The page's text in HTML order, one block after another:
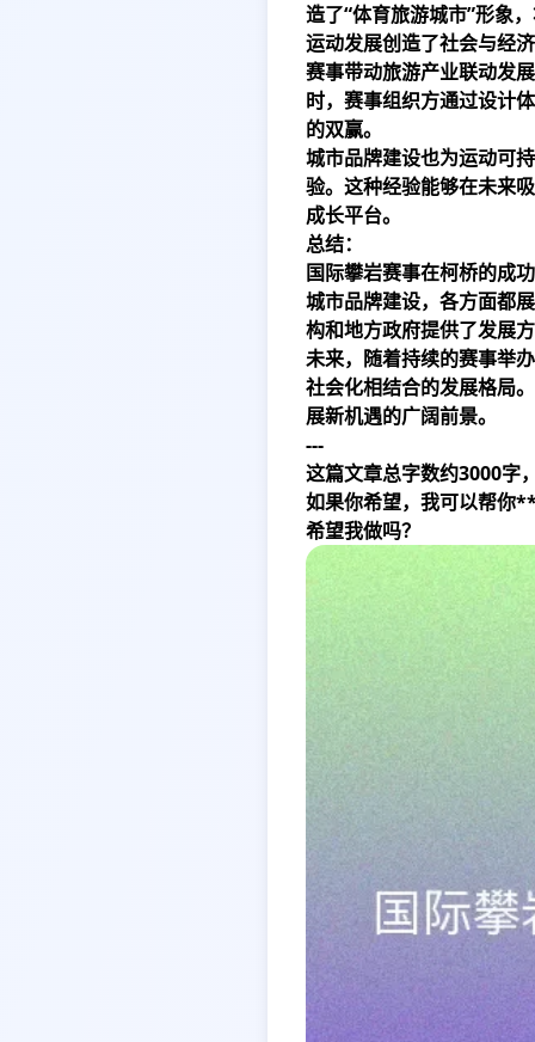
造了“体育旅游城市”形象
运动发展创造了社会与经
赛事带动旅游产业联动发
时，赛事组织方通过设计
的双赢。
城市品牌建设也为运动可
验。这种经验能够在未来
成长平台。
总结：
国际攀岩赛事在柯桥的成
城市品牌建设，各方面都
构和地方政府提供了发展
未来，随着持续的赛事举
社会化相结合的发展格局
展新机遇的广阔前景。
---
这篇文章总字数约3000字
如果你希望，我可以帮你
希望我做吗？